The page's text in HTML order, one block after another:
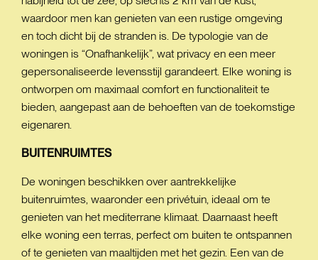
waardoor men kan genieten van een rustige omgeving
en toch dicht bij de stranden is. De typologie van de
woningen is “Onafhankelijk”, wat privacy en een meer
gepersonaliseerde levensstijl garandeert. Elke woning is
ontworpen om maximaal comfort en functionaliteit te
bieden, aangepast aan de behoeften van de toekomstige
eigenaren.
BUITENRUIMTES
De woningen beschikken over aantrekkelijke
buitenruimtes, waaronder een privétuin, ideaal om te
genieten van het mediterrane klimaat. Daarnaast heeft
elke woning een terras, perfect om buiten te ontspannen
of te genieten van maaltijden met het gezin. Een van de